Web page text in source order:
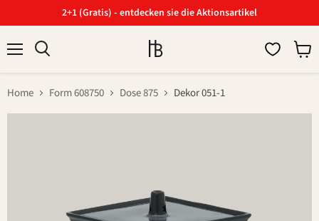
2+1 (Gratis) - entdecken sie die Aktionsartikel
Home Form 608750 Dose 875 Dekor 051-1